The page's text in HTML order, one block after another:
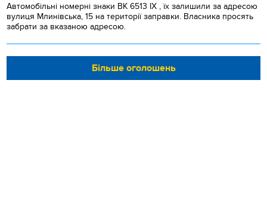
Автомобільні номерні знаки BK 6513 IX , їх залишили за адресою
вулиця Млинівська, 15 на території заправки. Власника просять
забрати за вказаною адресою.
Більше оголошень